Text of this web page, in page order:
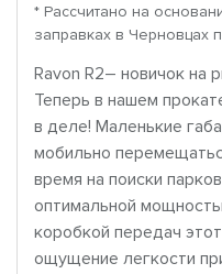
* Рассчитано на
заправках в Черновцах
Ravon R2– новичок на
Теперь в нашем
в деле! Маленькие
мобильно
время на поиски
оптимальной
коробкой передач
ощущение легкости